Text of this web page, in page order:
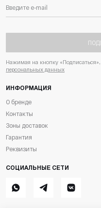
Нажимая на кнопку «Подписаться»,
персональных данных
ИНФОРМАЦИЯ
О бренде
Контакты
Зоны доставок
Гарантия
Реквизиты
СОЦИАЛЬНЫЕ СЕТИ
WhatsappTelegram ВКонтакте